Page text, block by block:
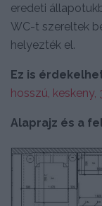
eredeti
WC-t szereltek
helyezték el.
Ez is
hosszú,
Alaprajz és a